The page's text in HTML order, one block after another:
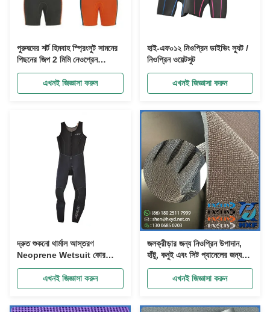
পুরুষদের শর্ট হিমবাহ স্প্রিংসুট সামনের
পিছনের জিপ 2 মিমি নেওপ্রেন
সার্ফিংয়ের জন্য স্নোরকেলিং ডাইভিং
এসইপি কায়াকিং কাস্টম লোগো
এখনই জিজ্ঞাসা করুন
হাই-এফ০১২ নিওপ্রিন ডাইভিং স্যুট /
নিওপ্রিন ওয়েটসুট
এখনই জিজ্ঞাসা করুন
দ্রুত শুকনো থার্মাল আস্তরণ
Neoprene Wetsuit কোর
সিরিজ লং জন হাতাবিহীন সামনের জিপ
এখনই জিজ্ঞাসা করুন
জলক্রীড়ার জন্য নিওপ্রিন উপাদান,
হাঁটু, কনুই এবং সিট প্যানেলের জন্য
টেকসই গ্রিপ এবং থার্মাল ইনসুলেশন সহ
এখনই জিজ্ঞাসা করুন